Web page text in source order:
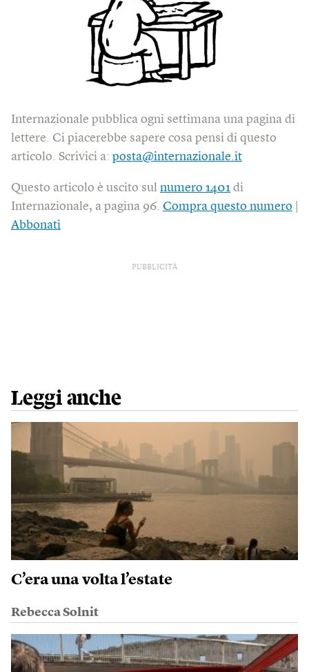
Internazionale pubblica ogni settimana una pagina di
lettere. Ci piacerebbe sapere cosa pensi di questo
articolo. Scrivici a: posta@internazionale.it
Questo articolo è uscito sul numero 1401 di
Internazionale, a pagina 96. Compra questo numero
Abbonati
PUBBLICITÀ
Leggi anche
C’era una volta l’estate
Rebecca Solnit